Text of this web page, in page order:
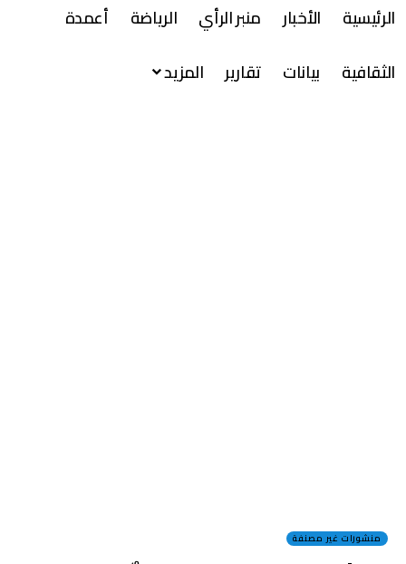
الرئيسية الأخبار منبر الرأي الرياضة
أعمدة
الثقافية
بيانات تقارير المزيد
منشورات غير مصنفة